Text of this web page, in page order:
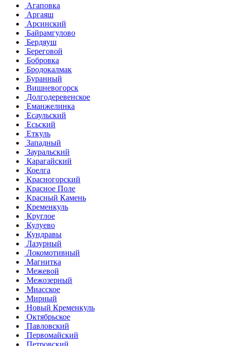
Агаповка
Аргаяш
Арсинский
Байрамгулово
Бердяуш
Береговой
Бобровка
Бродокалмак
Буранный
Вишневогорск
Долгодеревенское
Еманжелинка
Есаульский
Есьский
Еткуль
Западный
Зауральский
Карагайский
Коелга
Красногорский
Красное Поле
Красный Камень
Кременкуль
Круглое
Кулуево
Кундравы
Лазурный
Локомотивный
Магнитка
Межевой
Межозерный
Миасское
Мирный
Новый Кременкуль
Октябрьское
Павловский
Первомайский
Петровский